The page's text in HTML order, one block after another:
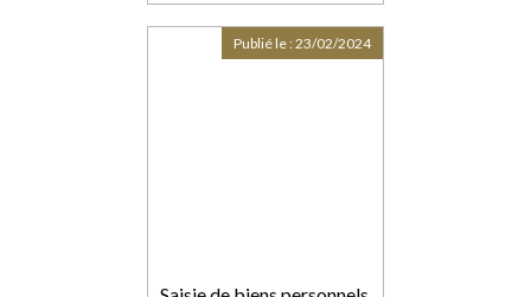
Publié le :23/02/2024